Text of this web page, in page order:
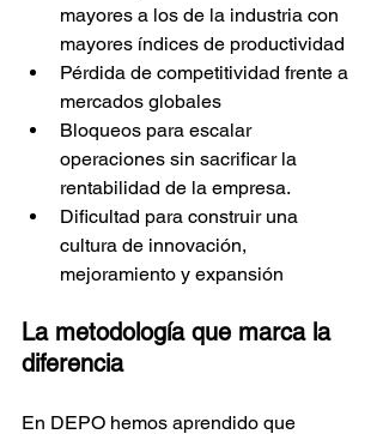
mayores a los de la industria con
mayores índices de productividad​
Pérdida de competitividad frente a
mercados globales
Bloqueos para escalar
operaciones sin sacrificar la
rentabilidad de la empresa.
Dificultad para construir una
cultura de innovación,
mejoramiento y expansión
La metodología que marca la
diferencia
En DEPO hemos aprendido que